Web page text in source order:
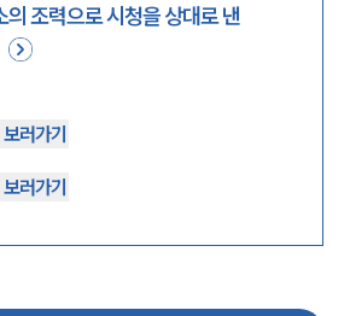
조력으로 시청을 상대로 낸
러가기
러가기